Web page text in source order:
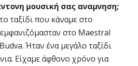
μουσική σας αναμνηση;
ταξίδι που κάναμε στο
στο Maestral
Ήταν ένα μεγάλο ταξίδι
Είχαμε άφθονο χρόνο για